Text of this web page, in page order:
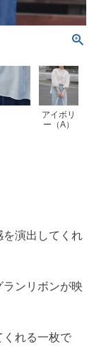
アイボリ
ー（A）
を演出してくれ
ンリボンが映
くれる一枚で